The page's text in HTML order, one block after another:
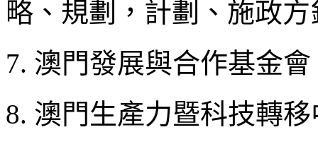
略、規劃，計劃、施政
7. 澳門發展與合作基金
8. 澳門生產力暨科技轉